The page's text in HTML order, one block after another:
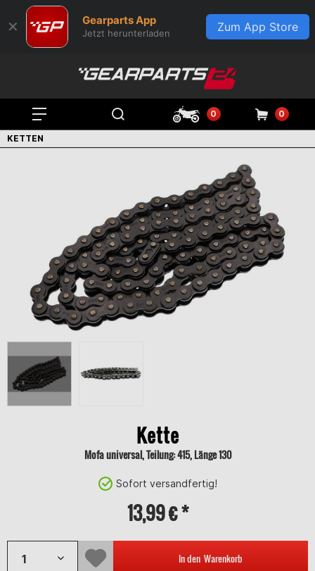
✕ Gearparts App
Jetzt herunterladen Zum App Store
0 0
KETTEN
Kette
Mofa universal, Teilung: 415, Länge 130
Sofort versandfertig!
13,99 € *
In den Warenkorb